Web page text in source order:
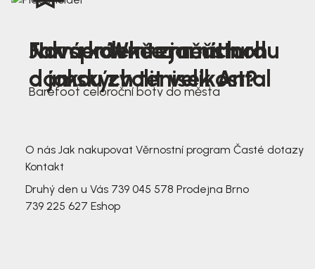
Nová kolekce jarních
dámských tenisek Antal
Jak správně změřit nohu
a jakou zvolit velikost?
Farmer Winter mustard
Barefoot celoroční boty do města
O nás Jak nakupovat Věrnostní program Časté dotazy
Kontakt
Druhý den u Vás 739 045 578 Prodejna Brno
739 225 627 Eshop